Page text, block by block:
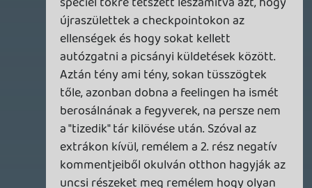
Kencsu 2012.11.20 20:19:36
ssj4vegita 2012.11.20 21:46:34 #0bnsw
Az avatarjában megtalálod a választ. 😉
Amúgy nekem simán esélyes az egyik
valaha legtöbbet játszott multi játékra.
Úgy érzem ez simán le fog kötni
El Ninho 2012.11.20 19:38:10